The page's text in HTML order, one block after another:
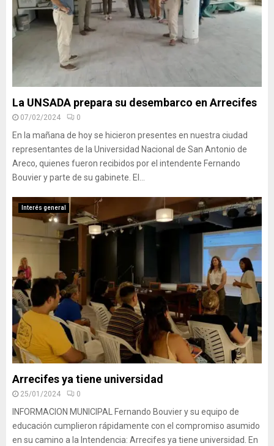
La UNSADA prepara su desembarco en Arrecifes
07/02/2024 0
En la mañana de hoy se hicieron presentes en nuestra ciudad
representantes de la Universidad Nacional de San Antonio de
Areco, quienes fueron recibidos por el intendente Fernando
Bouvier y parte de su gabinete. El...
Interés general
Arrecifes ya tiene universidad
25/01/2024 0
INFORMACION MUNICIPAL Fernando Bouvier y su equipo de
educación cumplieron rápidamente con el compromiso asumido
en su camino a la Intendencia: Arrecifes ya tiene universidad. En